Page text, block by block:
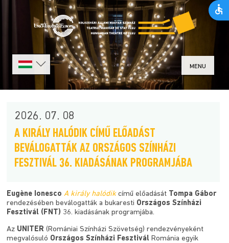
MENU
2026. 07. 08
A KIRÁLY HALÓDIK CÍMŰ ELŐADÁST
BEVÁLOGATTÁK AZ ORSZÁGOS SZÍNHÁZI
FESZTIVÁL 36. KIADÁSÁNAK PROGRAMJÁBA
Eugène IonescoA király halódik című előadását Tompa Gábor
rendezésében beválogatták a bukaresti Országos Színházi
Fesztivál (FNT) 36. kiadásának programjába.
Az UNITER (Romániai Színházi Szövetség) rendezvényeként
megvalósuló Országos Színházi Fesztivál Románia egyik